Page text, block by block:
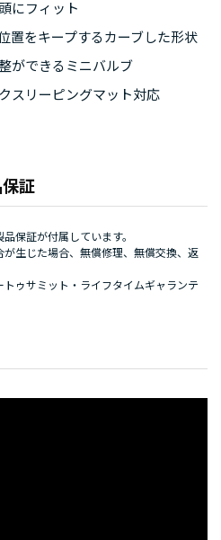
証
保証が付属しています。
生じた場合、無償修理、無償交換、返
トゥサミット・ライフタイムギャランテ
にフィット
置をキープするカーブした形状
ができるミニバルブ
スリーピングマット対応